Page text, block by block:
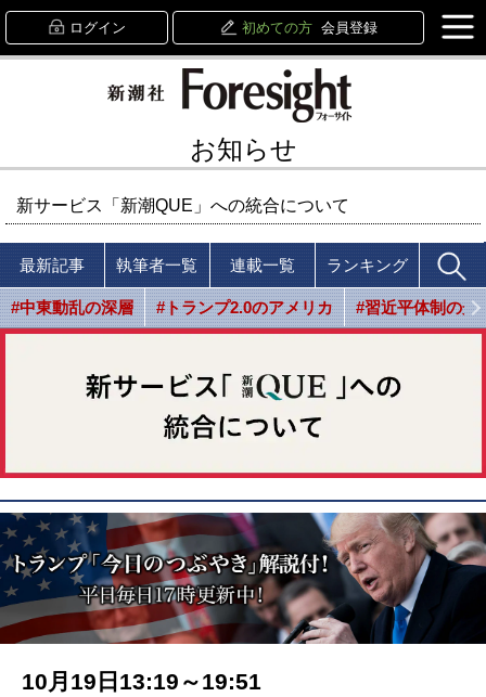
ログイン 初めての方 会員登録
お知らせ
新サービス「新潮QUE」への統合について
最新記事 執筆者一覧 連載一覧 ランキング
#中東動乱の深層 #トランプ2.0のアメリカ #習近平体制の光
10月19日13:19～19:51